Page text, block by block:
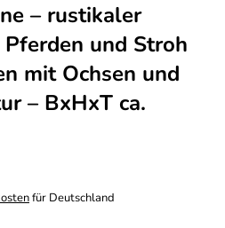
– rustikaler
und Stroh
mit Ochsen und
– BxHxT ca.
für Deutschland